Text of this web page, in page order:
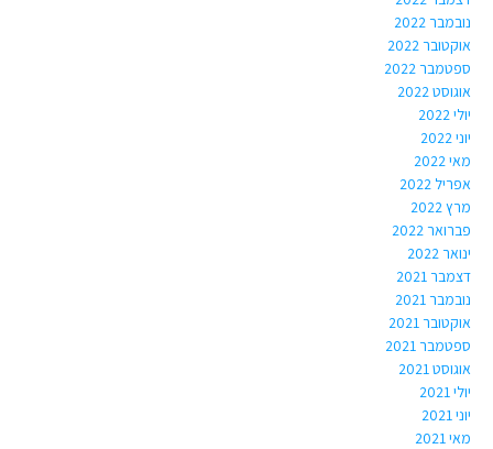
נובמבר 2022
אוקטובר 2022
ספטמבר 2022
אוגוסט 2022
יולי 2022
יוני 2022
מאי 2022
אפריל 2022
מרץ 2022
פברואר 2022
ינואר 2022
דצמבר 2021
נובמבר 2021
אוקטובר 2021
ספטמבר 2021
אוגוסט 2021
יולי 2021
יוני 2021
מאי 2021